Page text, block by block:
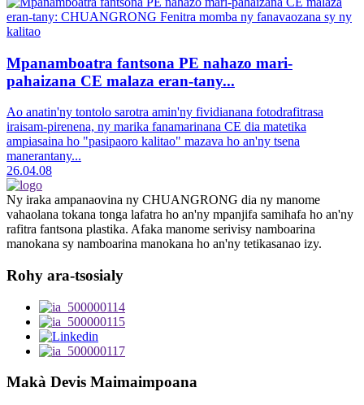
Mpanamboatra fantsona PE nahazo mari-
pahaizana CE malaza eran-tany...
Ao anatin'ny tontolo sarotra amin'ny fividianana fotodrafitrasa
iraisam-pirenena, ny marika fanamarinana CE dia matetika
ampiasaina ho "pasipaoro kalitao" mazava ho an'ny tsena
manerantany...
26.04.08
Ny iraka ampanaovina ny CHUANGRONG dia ny manome
vahaolana tokana tonga lafatra ho an'ny mpanjifa samihafa ho an'ny
rafitra fantsona plastika. Afaka manome serivisy namboarina
manokana sy namboarina manokana ho an'ny tetikasanao izy.
Rohy ara-tsosialy
Makà Devis Maimaimpoana